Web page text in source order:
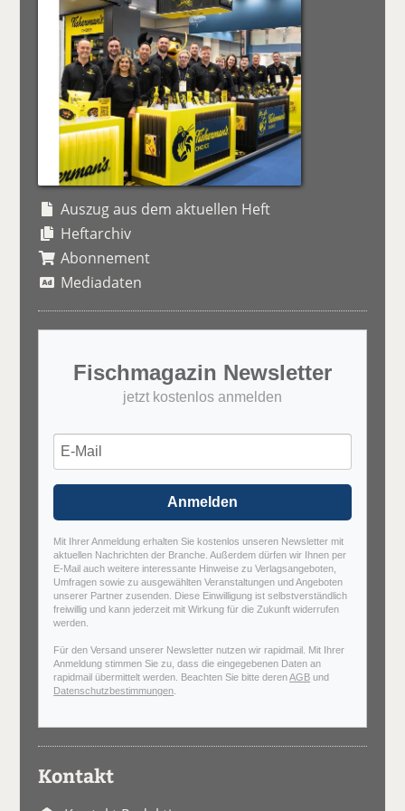
Auszug aus dem aktuellen Heft
Heftarchiv
Abonnement
Mediadaten
Fischmagazin Newsletter
jetzt kostenlos anmelden
Anmelden
Mit Ihrer Anmeldung erhalten Sie kostenlos unseren Newsletter mit
aktuellen Nachrichten der Branche. Außerdem dürfen wir Ihnen per
E-Mail auch weitere interessante Hinweise zu Verlagsangeboten,
Umfragen sowie zu ausgewählten Veranstaltungen und Angeboten
unserer Partner zusenden. Diese Einwilligung ist selbstverständlich
freiwillig und kann jederzeit mit Wirkung für die Zukunft widerrufen
werden.
Für den Versand unserer Newsletter nutzen wir rapidmail. Mit Ihrer
Anmeldung stimmen Sie zu, dass die eingegebenen Daten an
rapidmail übermittelt werden. Beachten Sie bitte derenAGB und
Datenschutzbestimmungen
Kontakt